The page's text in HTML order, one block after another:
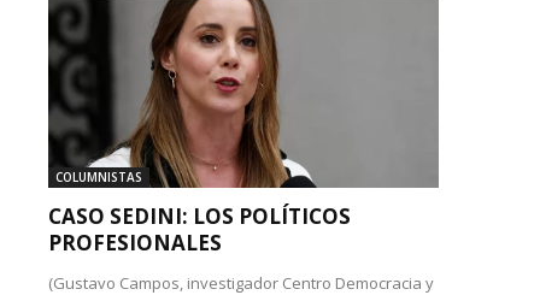
COLUMNISTAS
CASO SEDINI: LOS POLÍTICOS
PROFESIONALES
(Gustavo Campos, investigador Centro Democracia y